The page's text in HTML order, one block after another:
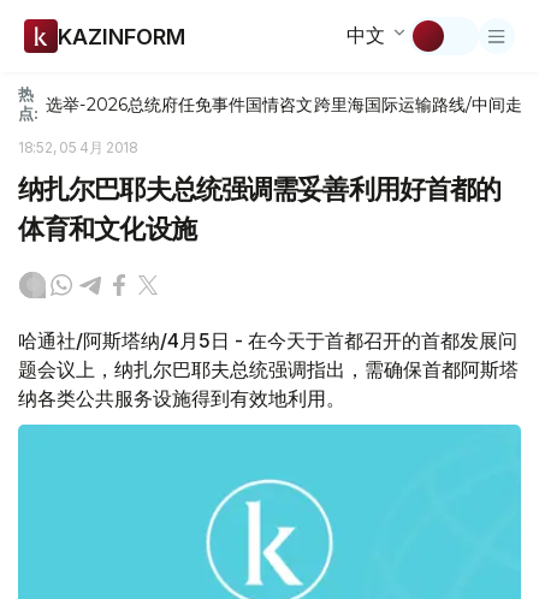
KAZINFORM 中文
热
点: 选举-2026总统府任免事件国情咨文跨里海国际运输路线/中间走廊
18:52, 05 4月 2018
纳扎尔巴耶夫总统强调需妥善利用好首都的
体育和文化设施
哈通社/阿斯塔纳/4月5日 - 在今天于首都召开的首都发展问
题会议上，纳扎尔巴耶夫总统强调指出，需确保首都阿斯塔
纳各类公共服务设施得到有效地利用。